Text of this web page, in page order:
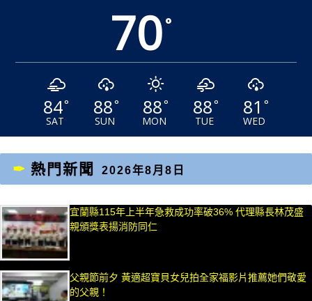
70°
84°
SAT
88°
SUN
88°
MON
88°
TUE
81 °
WED
熱門新聞 2026年8月8日
宜蘭縣115年上半年急救成功率破36% 代理縣長林茂盛
親頒獎表揚消防同仁
父親節前夕 黃適超寶貝女兒拍全家福影片推薦她們敬愛
的父親！